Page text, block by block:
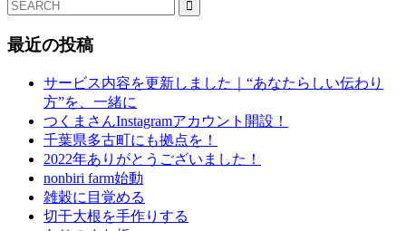
最近の投稿
サービス内容を更新しました｜“あなたらしい伝わり
方”を、一緒に
つくまさんInstagramアカウント開設！
千葉県多古町にも拠点を！
2022年ありがとうございました！
nonbiri farm始動
雑穀に目覚める
切干大根を手作りする